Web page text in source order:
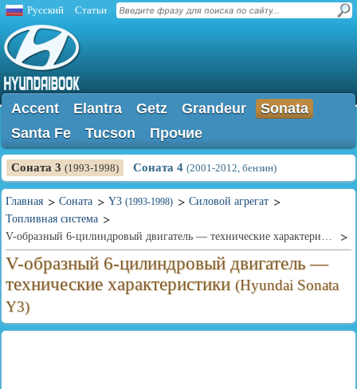
Русский Статьи
Accent Elantra Getz Grandeur
Sonata
Santa Fe
Tucson Прочие
Соната 3 (1993-1998) Соната 4 (2001-2012, бензин)
Главная Соната Y3 (1993-1998)
Силовой агрегат
Топливная система
V-образный 6-цилиндровый двигатель — технические характеристики
V-образный 6-цилиндровый двигатель —
технические характеристики (Hyundai Sonata
Y3)